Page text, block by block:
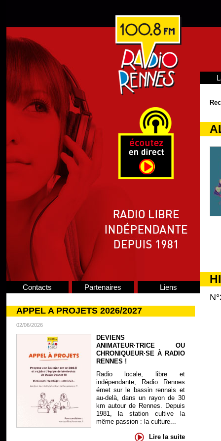
Contacts Partenaires Liens
APPEL A PROJETS 2026/2027
02/06/2026
DEVIENS
ANIMATEUR·TRICE OU
CHRONIQUEUR·SE À RADIO
RENNES !
Radio locale, libre et
indépendante, Radio Rennes
émet sur le bassin rennais et
au-delà, dans un rayon de 30
km autour de Rennes. Depuis
1981, la station cultive la
même passion : la culture...
Lire la suite